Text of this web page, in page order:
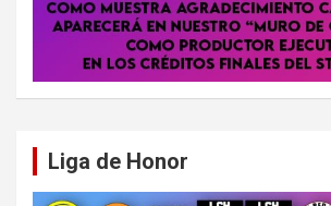
Liga de Honor